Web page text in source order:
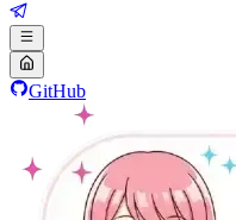
GitHub